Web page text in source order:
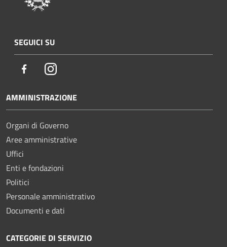
SEGUICI SU
FacebookInstagram
AMMINISTRAZIONE
Organi di Governo
Aree amministrative
Uffici
Enti e fondazioni
Politici
Personale amministrativo
Documenti e dati
CATEGORIE DI SERVIZIO